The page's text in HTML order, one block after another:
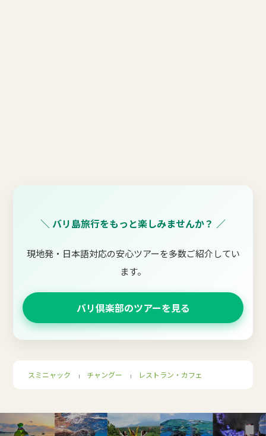
＼ バリ島旅行をもっと楽しみませんか？ ／
現地発・日本語対応の安心ツアーを多数ご紹介してい
ます。
バリ倶楽部のツアーを見る
スミニャック ｜ チャングー ｜ レストラン・カフェ